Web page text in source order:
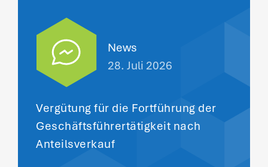
News
28. Juli 2026
Vergütung für die Fortführung der
Geschäftsführertätigkeit nach
Anteilsverkauf